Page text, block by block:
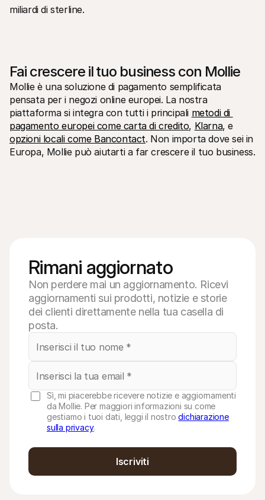
miliardi di sterline.
Fai crescere il tuo business con Mollie
Mollie è una soluzione di pagamento semplificata
pensata per i negozi online europei. La nostra
piattaforma si integra con tutti i principali metodi di
pagamento europei come carta di credito, Klarna
opzioni locali come Bancontact. Non importa dove sei in
Europa, Mollie può aiutarti a far crescere il tuo business.
Rimani aggiornato
Non perdere mai un aggiornamento. Ricevi
aggiornamenti sui prodotti, notizie e storie
dei clienti direttamente nella tua casella di
posta.
Sì, mi piacerebbe ricevere notizie e aggiornamenti
da Mollie. Per maggiori informazioni su come
gestiamo i tuoi dati, leggi il nostrodichiarazione
sulla privacy.
Iscriviti